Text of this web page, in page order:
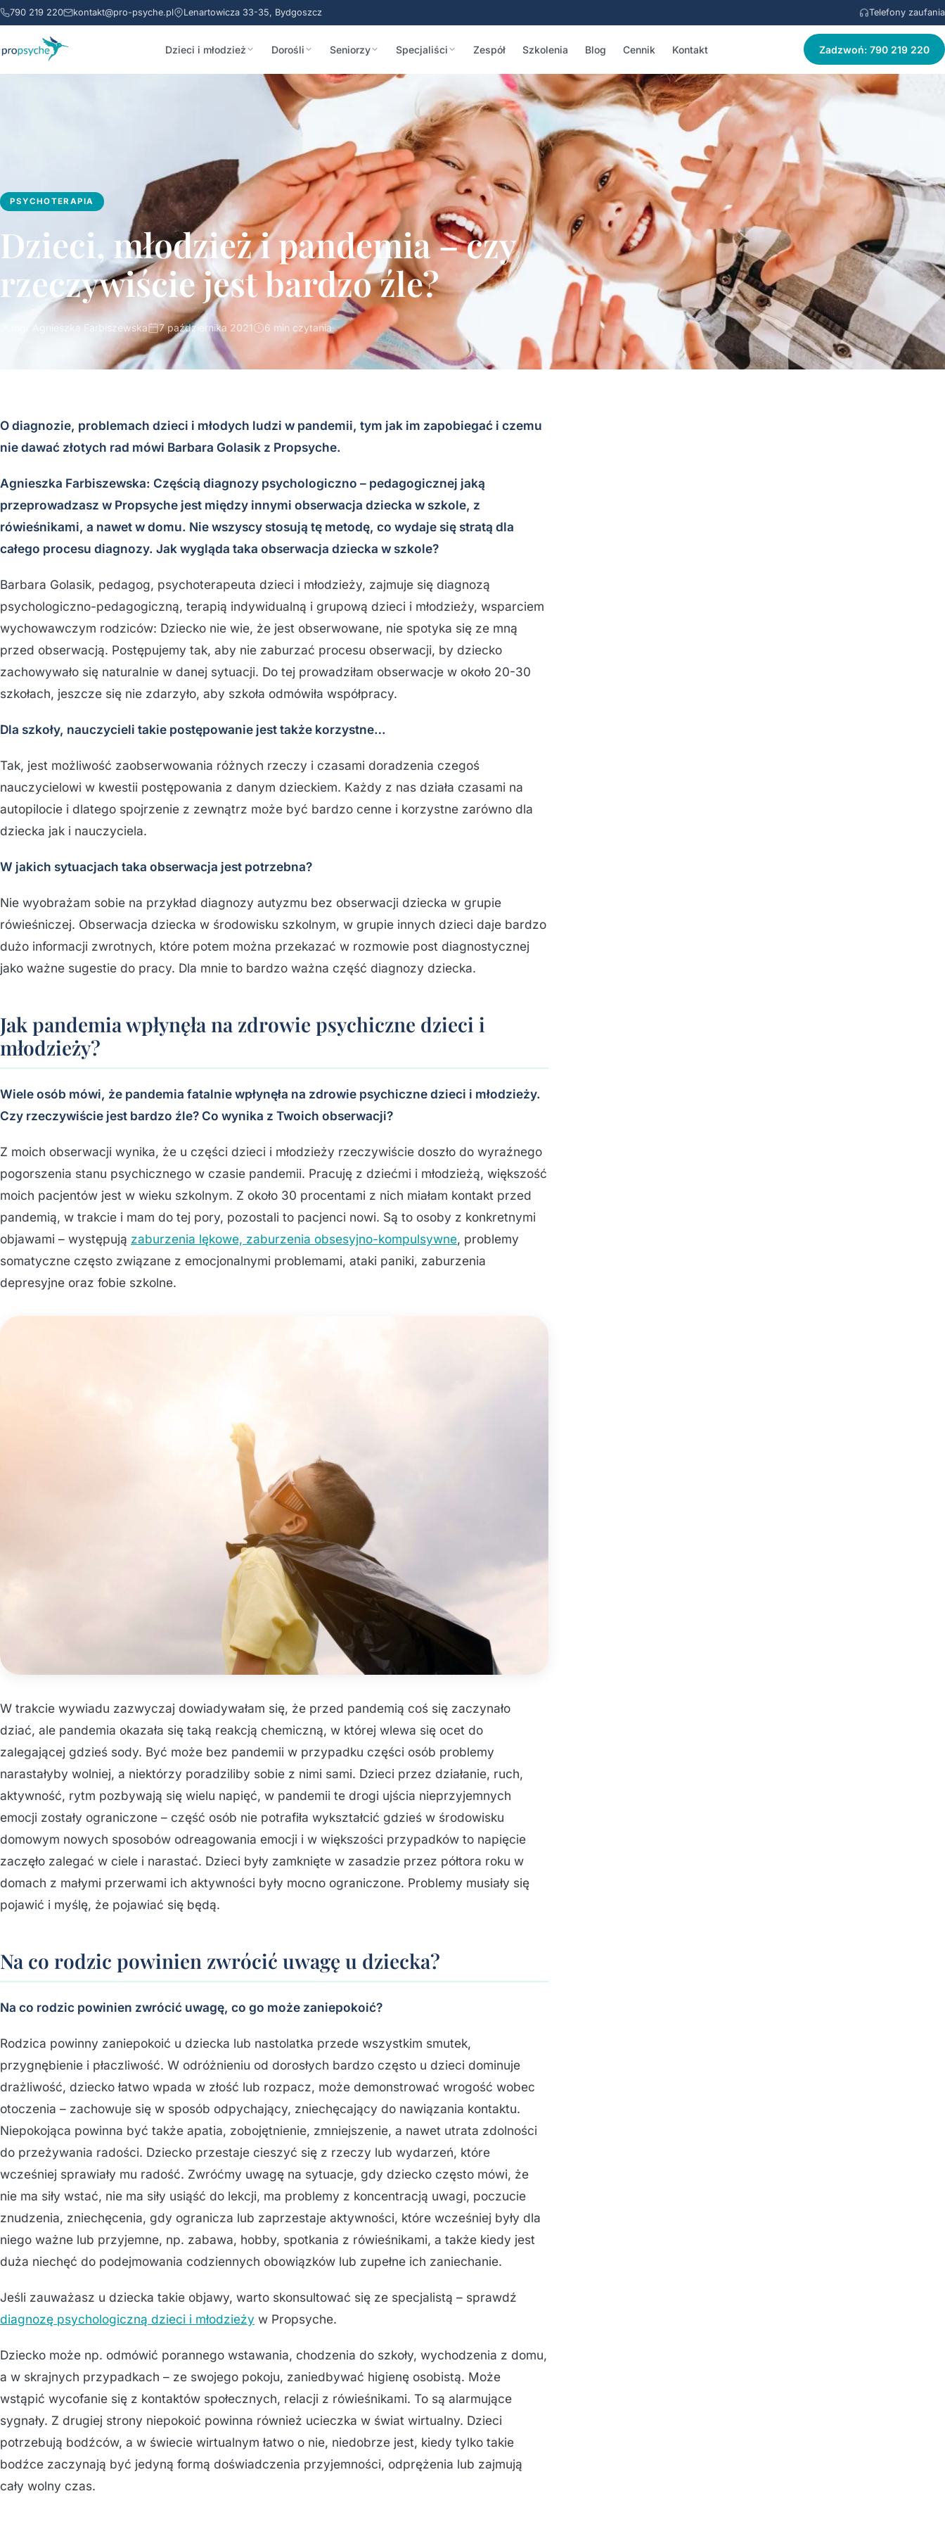
790 219 220 kontakt@pro-psyche.pl Lenartowicza 33-35, Bydgoszcz Telefony zaufania
Dzieci i młodzież Dorośli Seniorzy Specjaliści Zespół Szkolenia Blog Cennik Kontakt Zadzwoń: 790 219 220
PSYCHOTERAPIA
Dzieci, młodzież i pandemia – czy
rzeczywiście jest bardzo źle?
mgr Agnieszka Farbiszewska 7 października 2021 6 min czytania
O diagnozie, problemach dzieci i młodych ludzi w pandemii, tym jak im zapobiegać i czemu
nie dawać złotych rad mówi Barbara Golasik z Propsyche.
Agnieszka Farbiszewska: Częścią diagnozy psychologiczno – pedagogicznej jaką
przeprowadzasz w Propsyche jest między innymi obserwacja dziecka w szkole, z
rówieśnikami, a nawet w domu. Nie wszyscy stosują tę metodę, co wydaje się stratą dla
całego procesu diagnozy. Jak wygląda taka obserwacja dziecka w szkole?
Barbara Golasik, pedagog, psychoterapeuta dzieci i młodzieży, zajmuje się diagnozą
psychologiczno-pedagogiczną, terapią indywidualną i grupową dzieci i młodzieży, wsparciem
wychowawczym rodziców: Dziecko nie wie, że jest obserwowane, nie spotyka się ze mną
przed obserwacją. Postępujemy tak, aby nie zaburzać procesu obserwacji, by dziecko
zachowywało się naturalnie w danej sytuacji. Do tej prowadziłam obserwacje w około 20-30
szkołach, jeszcze się nie zdarzyło, aby szkoła odmówiła współpracy.
Dla szkoły, nauczycieli takie postępowanie jest także korzystne…
Tak, jest możliwość zaobserwowania różnych rzeczy i czasami doradzenia czegoś
nauczycielowi w kwestii postępowania z danym dzieckiem. Każdy z nas działa czasami na
autopilocie i dlatego spojrzenie z zewnątrz może być bardzo cenne i korzystne zarówno dla
dziecka jak i nauczyciela.
W jakich sytuacjach taka obserwacja jest potrzebna?
Nie wyobrażam sobie na przykład diagnozy autyzmu bez obserwacji dziecka w grupie
rówieśniczej. Obserwacja dziecka w środowisku szkolnym, w grupie innych dzieci daje bardzo
dużo informacji zwrotnych, które potem można przekazać w rozmowie post diagnostycznej
jako ważne sugestie do pracy. Dla mnie to bardzo ważna część diagnozy dziecka.
Jak pandemia wpłynęła na zdrowie psychiczne dzieci i
młodzieży?
Wiele osób mówi, że pandemia fatalnie wpłynęła na zdrowie psychiczne dzieci i młodzieży.
Czy rzeczywiście jest bardzo źle? Co wynika z Twoich obserwacji?
Z moich obserwacji wynika, że u części dzieci i młodzieży rzeczywiście doszło do wyraźnego
pogorszenia stanu psychicznego w czasie pandemii. Pracuję z dziećmi i młodzieżą, większość
moich pacjentów jest w wieku szkolnym. Z około 30 procentami z nich miałam kontakt przed
pandemią, w trakcie i mam do tej pory, pozostali to pacjenci nowi. Są to osoby z konkretnymi
objawami – występują zaburzenia lękowe, zaburzenia obsesyjno-kompulsywne, problemy
somatyczne często związane z emocjonalnymi problemami, ataki paniki, zaburzenia
depresyjne oraz fobie szkolne.
W trakcie wywiadu zazwyczaj dowiadywałam się, że przed pandemią coś się zaczynało
dziać, ale pandemia okazała się taką reakcją chemiczną, w której wlewa się ocet do
zalegającej gdzieś sody. Być może bez pandemii w przypadku części osób problemy
narastałyby wolniej, a niektórzy poradziliby sobie z nimi sami. Dzieci przez działanie, ruch,
aktywność, rytm pozbywają się wielu napięć, w pandemii te drogi ujścia nieprzyjemnych
emocji zostały ograniczone – część osób nie potrafiła wykształcić gdzieś w środowisku
domowym nowych sposobów odreagowania emocji i w większości przypadków to napięcie
zaczęło zalegać w ciele i narastać. Dzieci były zamknięte w zasadzie przez półtora roku w
domach z małymi przerwami ich aktywności były mocno ograniczone. Problemy musiały się
pojawić i myślę, że pojawiać się będą.
Na co rodzic powinien zwrócić uwagę u dziecka?
Na co rodzic powinien zwrócić uwagę, co go może zaniepokoić?
Rodzica powinny zaniepokoić u dziecka lub nastolatka przede wszystkim smutek,
przygnębienie i płaczliwość. W odróżnieniu od dorosłych bardzo często u dzieci dominuje
drażliwość, dziecko łatwo wpada w złość lub rozpacz, może demonstrować wrogość wobec
otoczenia – zachowuje się w sposób odpychający, zniechęcający do nawiązania kontaktu.
Niepokojąca powinna być także apatia, zobojętnienie, zmniejszenie, a nawet utrata zdolności
do przeżywania radości. Dziecko przestaje cieszyć się z rzeczy lub wydarzeń, które
wcześniej sprawiały mu radość. Zwróćmy uwagę na sytuacje, gdy dziecko często mówi, że
nie ma siły wstać, nie ma siły usiąść do lekcji, ma problemy z koncentracją uwagi, poczucie
znudzenia, zniechęcenia, gdy ogranicza lub zaprzestaje aktywności, które wcześniej były dla
niego ważne lub przyjemne, np. zabawa, hobby, spotkania z rówieśnikami, a także kiedy jest
duża niechęć do podejmowania codziennych obowiązków lub zupełne ich zaniechanie.
Jeśli zauważasz u dziecka takie objawy, warto skonsultować się ze specjalistą – sprawdź
diagnozę psychologiczną dzieci i młodzieży w Propsyche.
Dziecko może np. odmówić porannego wstawania, chodzenia do szkoły, wychodzenia z domu,
a w skrajnych przypadkach – ze swojego pokoju, zaniedbywać higienę osobistą. Może
wstąpić wycofanie się z kontaktów społecznych, relacji z rówieśnikami. To są alarmujące
sygnały. Z drugiej strony niepokoić powinna również ucieczka w świat wirtualny. Dzieci
potrzebują bodźców, a w świecie wirtualnym łatwo o nie, niedobrze jest, kiedy tylko takie
bodźce zaczynają być jedyną formą doświadczenia przyjemności, odprężenia lub zajmują
cały wolny czas.